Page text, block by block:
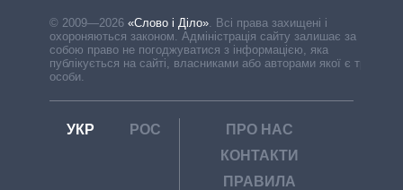
© 2009—2026 «Слово і Діло» Всі права захищені і
охороняються законом. Адміністрація сайту залишає за
собою право не погоджуватися з інформацією, яка
публікується на сайті, власниками або авторами якої є треті
особи.
УКР РОС
ПРО НАС
КОНТАКТИ
ПРАВИЛА